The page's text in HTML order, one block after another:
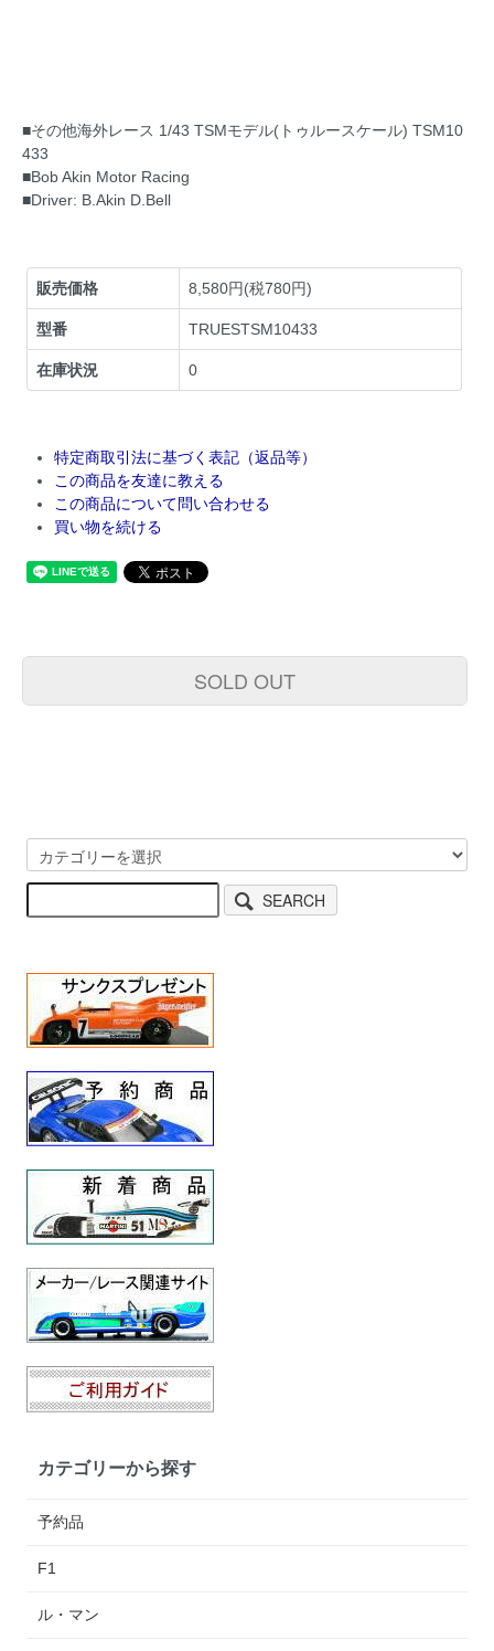
■その他海外レース 1/43 TSMモデル(トゥルースケール) TSM10
433
■Bob Akin Motor Racing
■Driver: B.Akin D.Bell
販売価格 8,580円(税780円)
型番 TRUESTSM10433
在庫状況 0
特定商取引法に基づく表記（返品等）
この商品を友達に教える
この商品について問い合わせる
買い物を続ける
SOLD OUT
SEARCH
カテゴリーから探す
予約品
F1
ル・マン